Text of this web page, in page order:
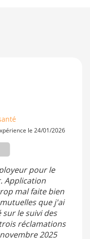
le 24/01/2026
pour le
Application
mal faite bien
que j'ai
le suivi des
réclamations
2025